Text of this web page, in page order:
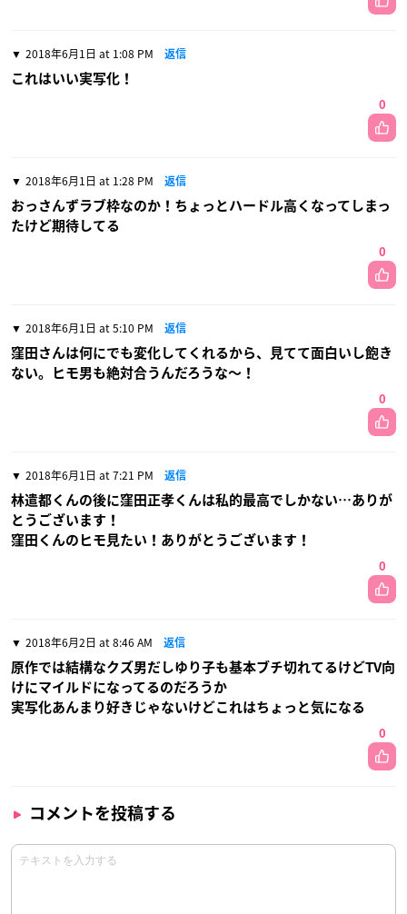
2018年6月1日 at 1:08 PM 返信
これはいい実写化！
0
2018年6月1日 at 1:28 PM 返信
おっさんずラブ枠なのか！ちょっとハードル高くなってしまっ
たけど期待してる
0
2018年6月1日 at 5:10 PM 返信
窪田さんは何にでも変化してくれるから、見てて面白いし飽き
ない。ヒモ男も絶対合うんだろうな〜！
0
2018年6月1日 at 7:21 PM 返信
林遣都くんの後に窪田正孝くんは私的最高でしかない…ありが
とうございます！
窪田くんのヒモ見たい！ありがとうございます！
0
2018年6月2日 at 8:46 AM 返信
原作では結構なクズ男だしゆり子も基本ブチ切れてるけどTV向
けにマイルドになってるのだろうか
実写化あんまり好きじゃないけどこれはちょっと気になる
0
コメントを投稿する